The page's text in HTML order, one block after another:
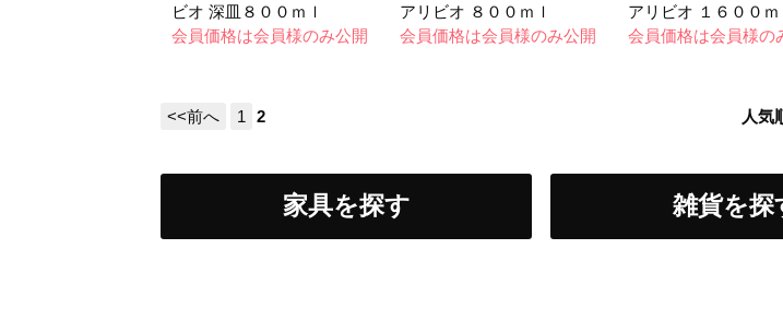
ビオ 深皿８００ｍｌ
会員価格は会員様のみ公開
アリビオ ８００ｍｌ
会員価格は会員様のみ公開
アリビオ １６００ｍ
会員価格は会員様の
人気
<<前へ 1 2
家具を探す 雑貨を探